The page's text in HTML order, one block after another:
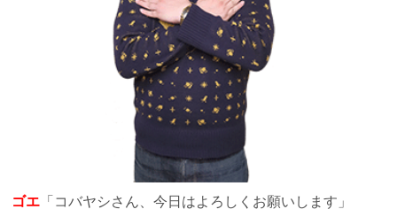
ゴエ 「コバヤシさん、今日はよろしくお願いします」